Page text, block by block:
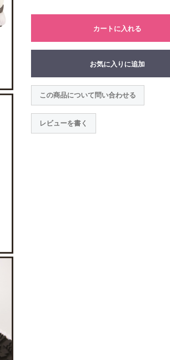
カートに入れる
お気に入りに追加
この商品について問い合わせる
レビューを書く